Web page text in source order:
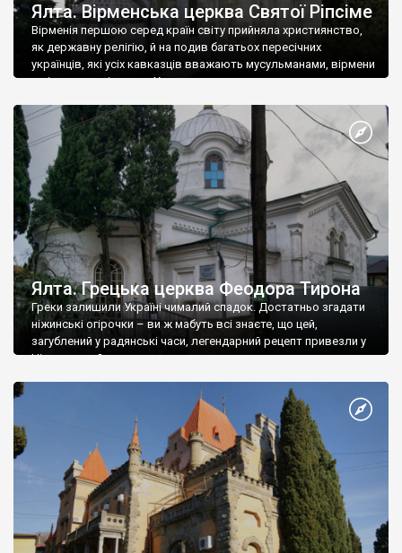
Ялта. Вірменська церква Святої Ріпсіме
Вірменія першою серед країн світу прийняла християнство,
як державну релігію, й на подив багатьох пересічних
українців, які усіх кавказців вважають мусульманами, вірмени
є відданими вірянами Христа
Ялта. Грецька церква Феодора Тирона
Греки залишили Україні чималий спадок. Достатньо згадати
ніжинські огірочки – ви ж мабуть всі знаєте, що цей,
загублений у радянські часи, легендарний рецепт привезли у
Ніжин греки?